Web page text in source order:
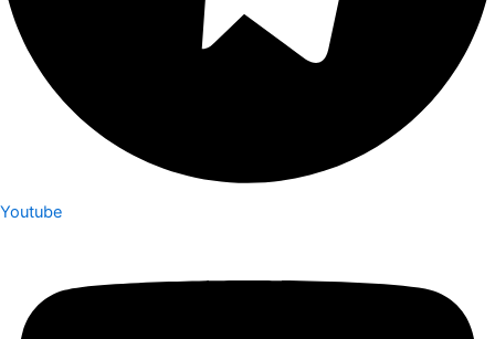
Youtube